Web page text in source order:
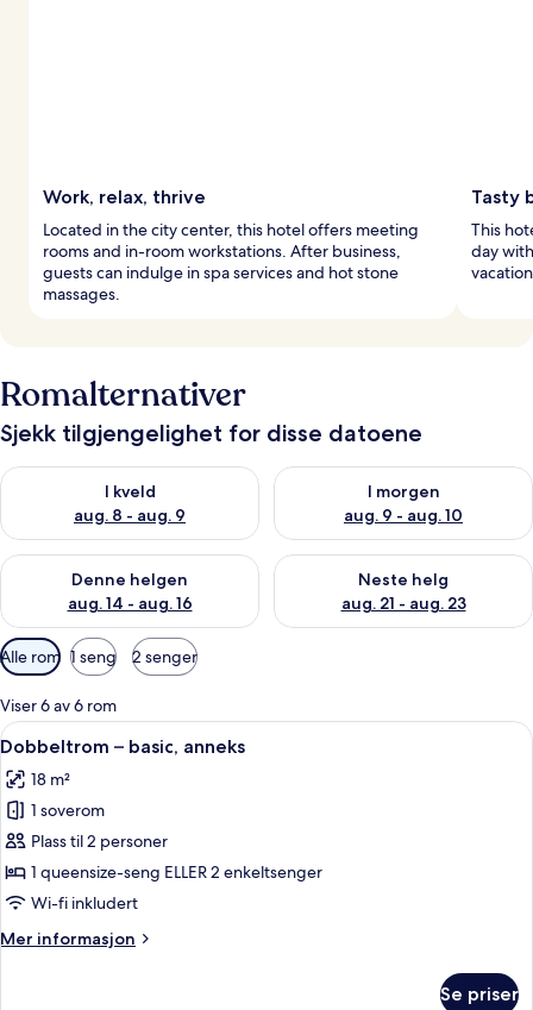
Work, relax, thrive
Located in the city center, this hotel offers meeting
rooms and in-room workstations. After business,
guests can indulge in spa services and hot stone
massages.
Tasty
This
day
Romalternativer
Sjekk tilgjengelighet for disse datoene
I kveld
aug. 8 - aug. 9
Sjekk tilgjengelighet for i kveld, aug. 8 - aug. 9
I morgen
aug. 9 - aug. 10
Sjekk tilgjengelighet for i
Denne helgen
aug. 14 - aug. 16
Sjekk tilgjengelighet for denne helgen, aug. 14 - aug. 16
Neste helg
aug. 21 - aug. 23
Sjekk tilgjengelighet for
Tilgjengelige
filtre
for
rom
Alle rom 1 seng 2 senger
Viser 6 av 6 rom
Åpne
alle
bildene
av
Dobbeltrom
–
basic,
Dobbeltrom – basic, anneks |
13
Dobbeltrom – basic, anneks
18 m²
1 soverom
Plass til 2 personer
1 queensize-seng ELLER 2 enkeltsenger
Wi-fi inkludert
Mer informasjon
Mer
Se priser